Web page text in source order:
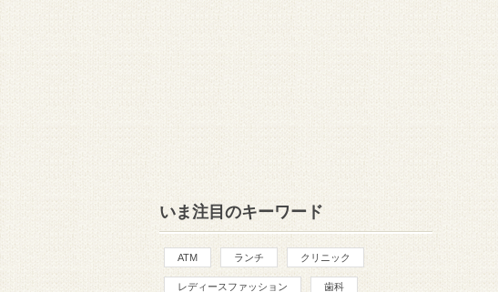
いま注目のキーワード
ATM ランチ クリニック
レディースファッション 歯科